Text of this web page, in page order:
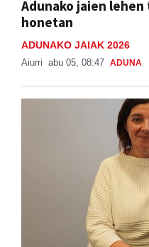
Adunako jaien
honetan
ADUNAKO JAIAK 2026
Aiurri abu 05, 08:47 ADUNA